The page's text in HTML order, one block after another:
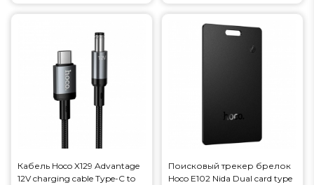
Кабель Hoco X129 Advantage
12V charging cable Type-C to
Поисковый трекер брелок
Hoco E102 Nida Dual card type